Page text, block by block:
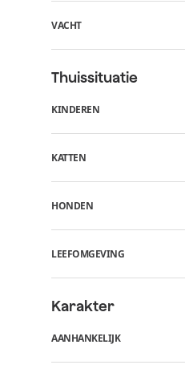
VACHT
Thuissituatie
KINDEREN
KATTEN
HONDEN
LEEFOMGEVING
Karakter
AANHANKELIJK